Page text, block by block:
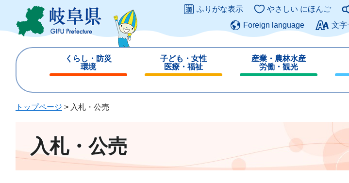
ジ
ュ
このページの本
ふりがな表示 やさしい にほんご
Foreign language
文字
くらし・防災
環境
じ
子ども・女性
医療・福祉
じ
産業・農林水産
労働・観光
じ
じ
トップページ > 入札・公売
入札・公売